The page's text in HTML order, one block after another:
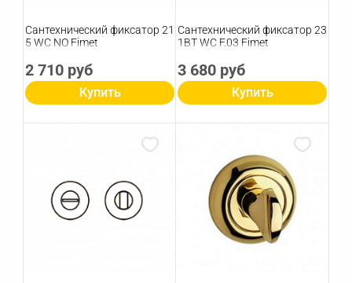
Сантехнический фиксатор 21
5 WC NO Fimet
2 710 руб
Купить
Сантехнический фиксатор 23
1BT WC F.03 Fimet
3 680 руб
Купить